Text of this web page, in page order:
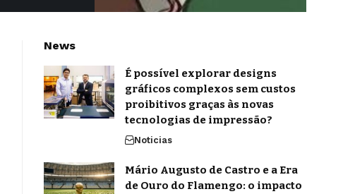
News
É possível explorar designs
gráficos complexos sem custos
proibitivos graças às novas
tecnologias de impressão?
Noticias
Mário Augusto de Castro e a Era
de Ouro do Flamengo: o impacto